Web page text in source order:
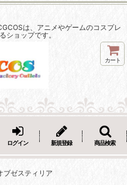
は、アニメやゲームのコスプレ
ショップです。
カート
ログイン 新規登録 商品検索
ブゼスティリア